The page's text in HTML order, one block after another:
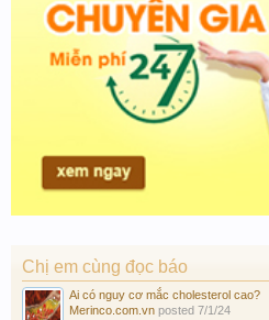
Chị em cùng đọc báo
Ai có nguy cơ mắc cholesterol cao?
Merinco.com.vn posted 7/1/24